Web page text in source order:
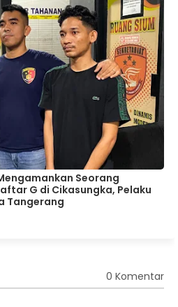
Seorang
G di Cikasungka, Pelaku
Tangerang
0 Komentar